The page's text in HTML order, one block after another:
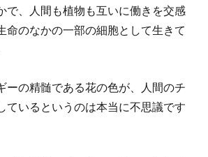
で、人間も植物も互いに働きを交感
命のなかの一部の細胞として生きて
ーの精髄である花の色が、人間のチ
ているというのは本当に不思議です